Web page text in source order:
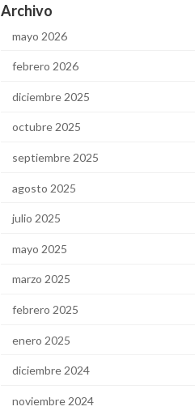
Archivo
mayo 2026
febrero 2026
diciembre 2025
octubre 2025
septiembre 2025
agosto 2025
julio 2025
mayo 2025
marzo 2025
febrero 2025
enero 2025
diciembre 2024
noviembre 2024